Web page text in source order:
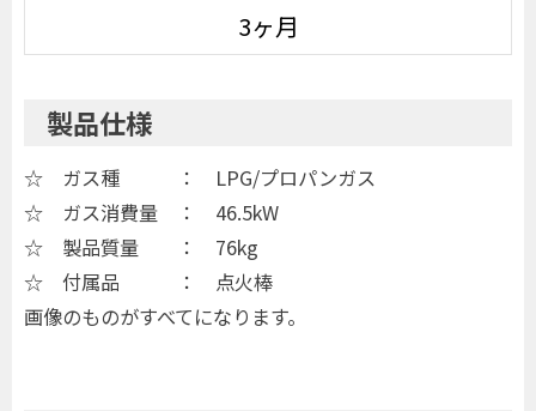
3ヶ月
製品仕様
☆ ガス種 ： LPG/プロパンガス
☆ ガス消費量 ： 46.5kW
☆ 製品質量 ： 76kg
☆ 付属品 ： 点火棒
画像のものがすべてになります。